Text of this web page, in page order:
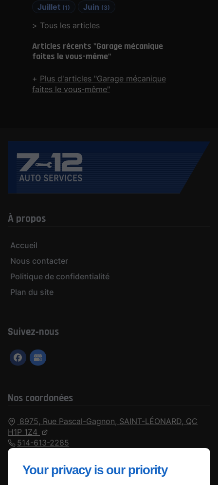
Your privacy is our priority
Juillet (1) Juin (3)
Tous les articles
Articles récents "Garage mécanique
faites le vous-même"
Plus d'articles "Garage mécanique
faites le vous-même"
À propos
Accueil
Nous contacter
Politique de confidentialité
Plan du site
Suivez‑nous
Nos coordonées
8975, Rue Pascal-Gagnon, SAINT-LÉONARD, QC
H1P 1Z4
514-613-2285